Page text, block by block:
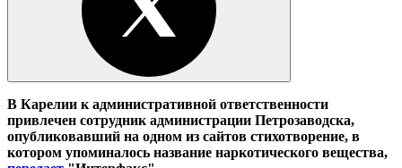
В Карелии к административной ответственности
привлечен сотрудник администрации Петрозаводска,
опубликовавший на одном из сайтов стихотворение, в
котором упоминалось название наркотического вещества,